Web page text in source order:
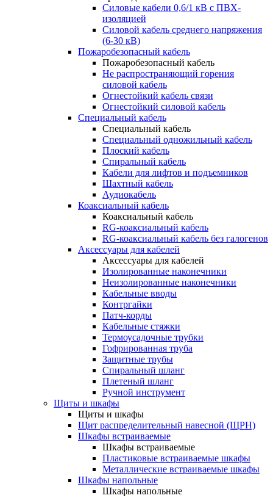
Силовые кабели 0,6/1 кВ с ПВХ-
изоляцией
Силовой кабель среднего напряжения
(6-30 кВ)
Пожаробезопасный кабель
Пожаробезопасный кабель
Не распространяющий горения
силовой кабель
Огнестойкий кабель связи
Огнестойкий силовой кабель
Специальный кабель
Специальный кабель
Специальный одножильный кабель
Плоский кабель
Спиральный кабель
Кабели для лифтов и подъемников
Шахтный кабель
Аудиокабель
Коаксиальный кабель
Коаксиальный кабель
RG-коаксиальный кабель
RG-коаксиальный кабель без галогенов
Аксессуары для кабелей
Аксессуары для кабелей
Изолированные наконечники
Неизолированные наконечники
Кабельные вводы
Контргайки
Патч-корды
Кабельные стяжки
Термоусадочные трубки
Гофрированная труба
Защитные трубы
Спиральный шланг
Плетеный шланг
Ручной инструмент
Щиты и шкафы
Щиты и шкафы
Щит распределительный навесной (ЩРН)
Шкафы встраиваемые
Шкафы встраиваемые
Пластиковые встраиваемые шкафы
Металлические встраиваемые шкафы
Шкафы напольные
Шкафы напольные